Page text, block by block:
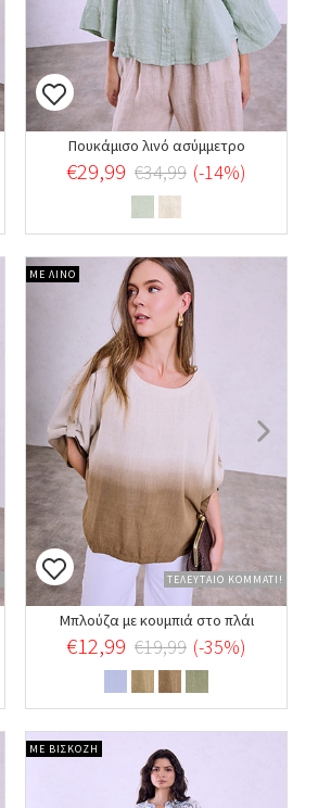
Πουκάμισο λινό ασύμμετρο
€29,99 €34,99 (-14%)
ΜΕ ΛΙΝΟ
ΤΕΛΕΥΤΑΙΟ ΚΟΜΜΑΤΙ!
Μπλούζα με κουμπιά στο πλάι
€12,99 €19,99 (-35%)
ΜΕ ΒΙΣΚΟΖΗ